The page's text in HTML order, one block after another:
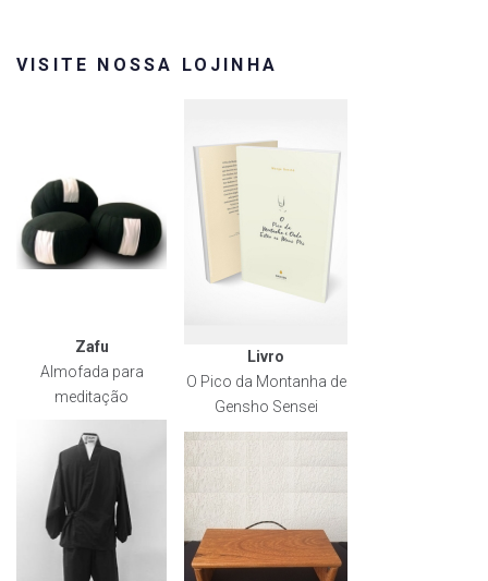
VISITE NOSSA LOJINHA
Zafu
Almofada para
meditação
Livro
O Pico da Montanha de
Gensho Sensei